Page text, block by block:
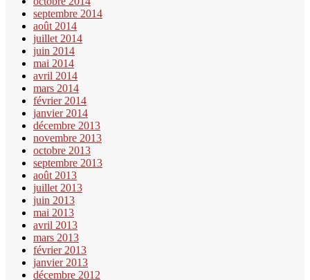
septembre 2014
août 2014
juillet 2014
juin 2014
mai 2014
avril 2014
mars 2014
février 2014
janvier 2014
décembre 2013
novembre 2013
octobre 2013
septembre 2013
août 2013
juillet 2013
juin 2013
mai 2013
avril 2013
mars 2013
février 2013
janvier 2013
décembre 2012